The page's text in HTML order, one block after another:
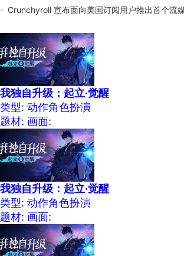
Crunchyroll 宣布面向美国订阅用户推出首个流
我独自升级：起立·觉醒
类型: 动作角色扮演
题材: 画面:
我独自升级：起立·觉醒
类型: 动作角色扮演
题材: 画面: